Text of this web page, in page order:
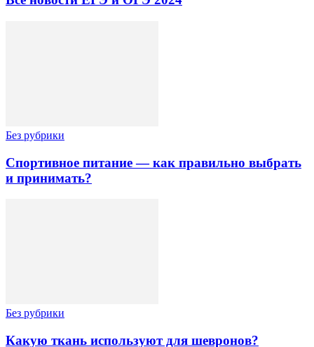
Без рубрики
Спортивное питание — как правильно выбрать
и принимать?
Без рубрики
Какую ткань используют для шевронов?